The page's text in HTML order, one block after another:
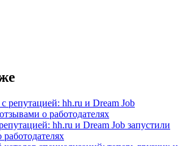
hh.ru и Dream Job запустили